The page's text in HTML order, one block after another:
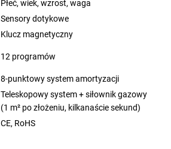
Płeć, wiek, wzrost, waga
Sensory dotykowe
Klucz magnetyczny
12 programów
8-punktowy system amortyzacji
Teleskopowy system + siłownik gazowy
(1 m² po złożeniu, kilkanaście sekund)
CE, RoHS